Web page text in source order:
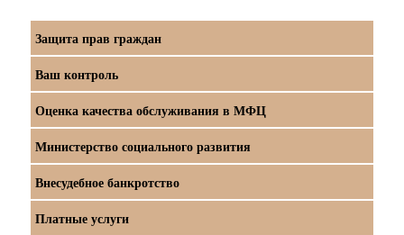
Защита прав граждан
Ваш контроль
Оценка качества обслуживания в МФЦ
Министерство социального развития
Внесудебное банкротство
Платные услуги